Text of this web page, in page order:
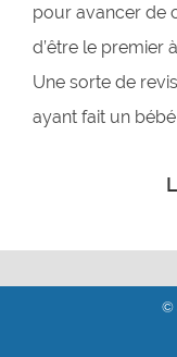
pour avancer de
d’être le premier
Une sorte de
ayant fait un
©